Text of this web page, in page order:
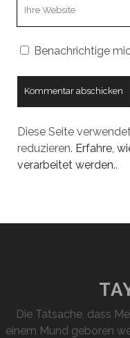
Benachrichtige
Diese Seite
reduzieren. Erfahre,
verarbeitet werden..
Die Tatsache, dass
einem Mund geboren